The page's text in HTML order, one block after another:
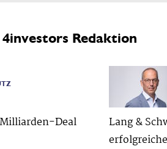
Redaktion
Deal
Lang &